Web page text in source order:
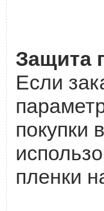
Защита
Если
покупки
пленки